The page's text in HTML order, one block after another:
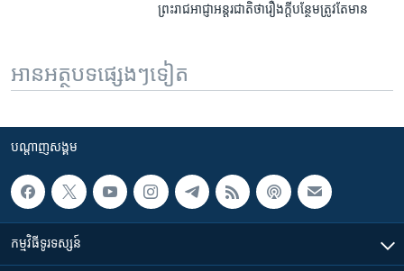
ព្រះរាជ​អាជ្ញា​អន្តរជាតិ​ថា​រឿងក្តី​បន្ថែម​ត្រូវ​តែ​មាន​
អានអត្ថបទផ្សេងៗទៀត
បណ្តាញ​សង្គម
កម្មវិធី​ទូរទស្សន៍